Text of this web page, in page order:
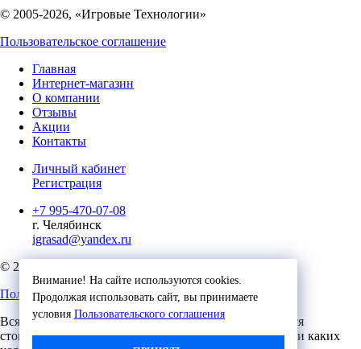
Внимание! На сайте используются cookies.
Продолжая использовать сайт, вы принимаете
условия Пользовательского соглашения
© 2005-2026, «Игровые Технологии»
Пользовательское соглашение
Главная
Интернет-магазин
О компании
Отзывы
Акции
Контакты
Личный кабинет
Регистрация
+7 995-470-07-08
г. Челябинск
igrasad@yandex.ru
© 2023, Игровые Технологии
Пользовательское соглашение
Вся представленная на сайте информация, касающаяся
стоимости, носит информационный характер и ни при каких